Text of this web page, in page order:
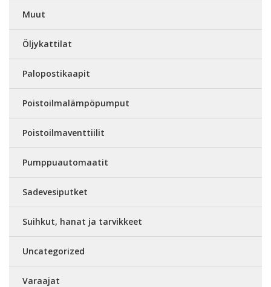
Muut
Öljykattilat
Palopostikaapit
Poistoilmalämpöpumput
Poistoilmaventtiilit
Pumppuautomaatit
Sadevesiputket
Suihkut, hanat ja tarvikkeet
Uncategorized
Varaajat